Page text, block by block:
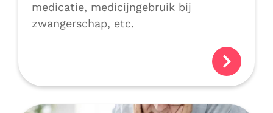
medicatie, medicijngebruik bij
zwangerschap, etc.